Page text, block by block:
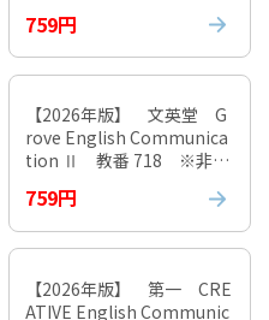
759円
【2026年版】 文英堂 G
rove English Communica
tion Ⅱ 教番 718 ※非課
759円
【2026年版】 第一 CRE
ATIVE English Communic